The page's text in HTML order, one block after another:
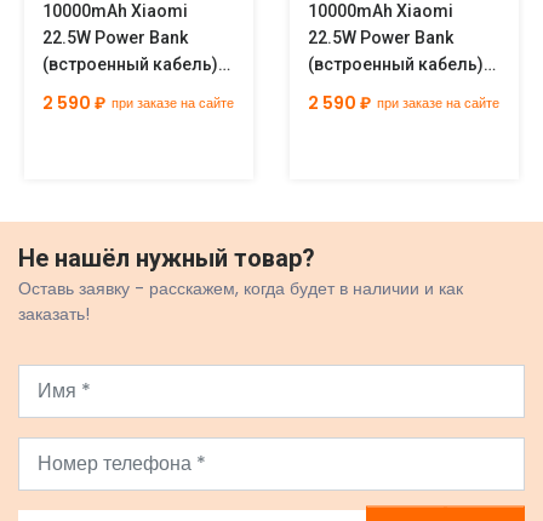
10000mAh Xiaomi
22.5W Power Bank
(встроенный кабель)
2 590 ₽ при заказе на сайте
10000mAh Xiaomi
22.5W Power Bank
(встроенный кабель)
2 590 ₽ при заказе на сайте
Не нашёл нужный товар?
Оставь заявку - расскажем, когда будет в наличии и как
заказать!